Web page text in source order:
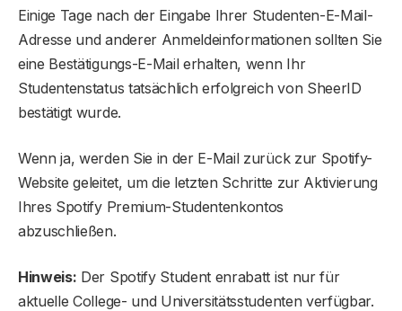
Einige Tage nach der Eingabe Ihrer Studenten-E-Mail-
Adresse und anderer Anmeldeinformationen sollten Sie
eine Bestätigungs-E-Mail erhalten, wenn Ihr
Studentenstatus tatsächlich erfolgreich von SheerID
bestätigt wurde.
Wenn ja, werden Sie in der E-Mail zurück zur Spotify-
Website geleitet, um die letzten Schritte zur Aktivierung
Ihres Spotify Premium-Studentenkontos
abzuschließen.
Hinweis: Der Spotify Student enrabatt ist nur für
aktuelle College- und Universitätsstudenten verfügbar.